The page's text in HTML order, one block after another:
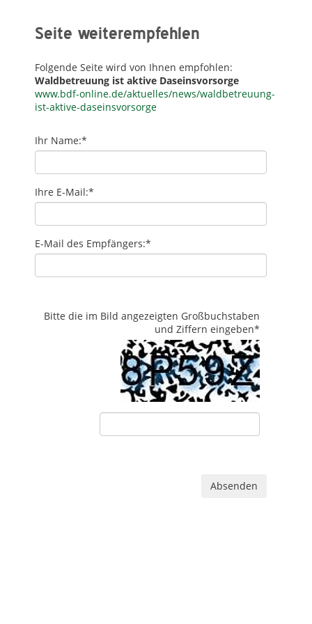
Seite weiterempfehlen
Folgende Seite wird von Ihnen empfohlen:
Waldbetreuung ist aktive Daseinsvorsorge
www.bdf-online.de/aktuelles/news/waldbetreuung-
ist-aktive-daseinsvorsorge
Ihr Name:*
Ihre E-Mail:*
E-Mail des Empfängers:*
Bitte die im Bild angezeigten Großbuchstaben
und Ziffern eingeben*
Absenden